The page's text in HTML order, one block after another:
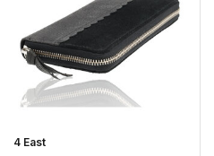
4 East